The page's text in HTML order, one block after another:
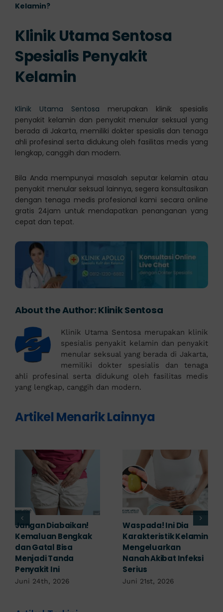
Kelamin?
Klinik Utama Sentosa
Spesialis Penyakit
Kelamin
Klinik Utama Sentosa merupakan klinik spesialis
penyakit kelamin dan penyakit menular seksual yang
berada di Jakarta, memiliki dokter spesialis dan tenaga
ahli profesinal serta didukung oleh fasilitas medis yang
lengkap, canggih dan modern.
Bila Anda mempunyai masalah seputar kelamin atau
penyakit menular seksual lainnya, segera konsultasikan
dengan tenaga medis profesional kami secara online
gratis 24jam untuk mendapatkan penanganan yang
cepat dan tepat.
About the Author: Klinik Sentosa
Klinik Utama Sentosa merupakan klinik
spesialis penyakit kelamin dan penyakit
menular seksual yang berada di Jakarta,
memiliki dokter spesialis dan tenaga
ahli profesinal serta didukung oleh fasilitas medis
yang lengkap, canggih dan modern.
Artikel Menarik Lainnya
Banyak yang
Mengabaikan,
Padahal Habis
Berhubungan
Kemaluan Gatal Bisa
Jadi Tanda IMS!
Tampak Ringan,
Waspada Ini Gejala
Kutil Kelamin yang
Berbahaya!
Juni 14th, 2026